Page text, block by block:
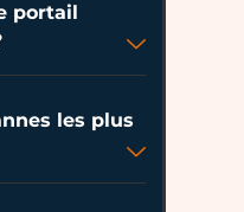
portail
les plus